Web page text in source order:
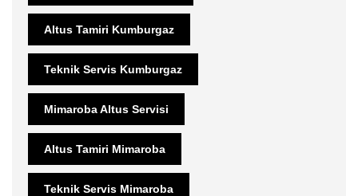
Altus Tamiri Kumburgaz
Teknik Servis Kumburgaz
Mimaroba Altus Servisi
Altus Tamiri Mimaroba
Teknik Servis Mimaroba